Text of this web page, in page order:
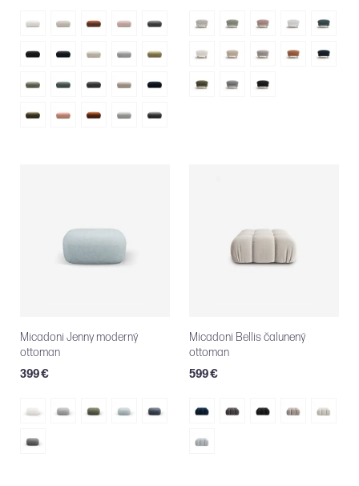
Micadoni Jenny moderný
ottoman
399 €
Micadoni Bellis čalunený
ottoman
599 €